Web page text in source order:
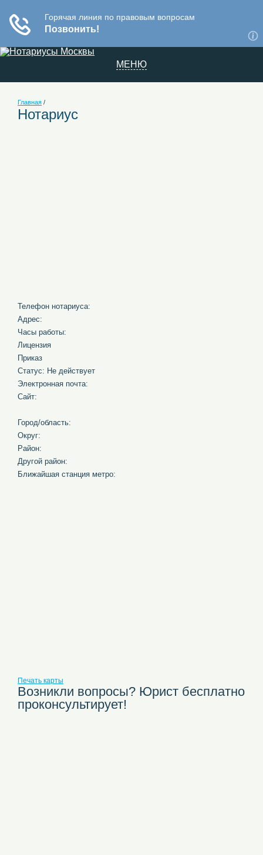
МЕНЮ
Главная /
Нотариус
Телефон нотариуса:
Адрес:
Часы работы:
Лицензия
Приказ
Статус: Не действует
Электронная почта:
Сайт:
Город/область:
Округ:
Район:
Другой район:
Ближайшая станция метро:
Печать карты
Возникли вопросы? Юрист бесплатно
проконсультирует!